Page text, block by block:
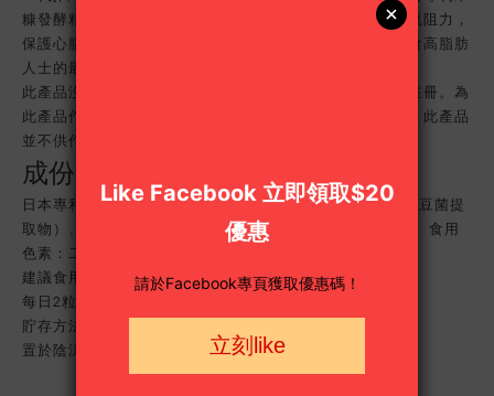
糠發酵精華，能更快速暢通血管、改善血液循環、減少血流阻力，
保護心腦血管健康。是希望改善血管不暢、三高及經常進食高脂肪
人士的最佳保健食品。
此產品沒有根據《藥劑業及毒藥條例》或《中醫藥條例》註冊。為
此產品作出的任何聲稱亦沒有為進行該等註冊而接受評核。此產品
並不供作診斷、治療或預防任何疾病之用。
成份
日本專利納豆激酶、CELABI0°-F(糊精、米糠、大豆發酵納豆菌提
取物）、(輔料：微晶纖維素、明膠丶硬脂酸鈣、二氧化硅、食用
色素：二氧化鈦、E124及E133）。本產品含豆類製品。
建議食用方法
每日2粒，餐後以溫水送服。
貯存方法:
置於陰涼乾燥處及兒童不可觸及之地方。